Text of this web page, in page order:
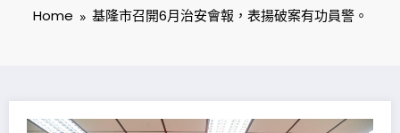
Home 基隆市召開6月治安會報，表揚破案有功員警。